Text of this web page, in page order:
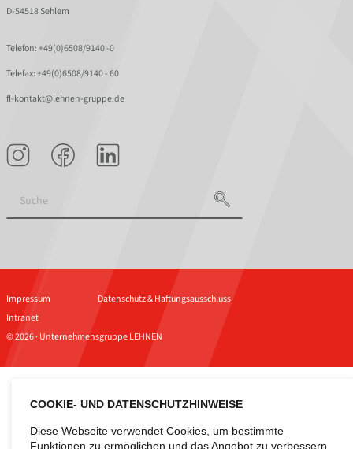
D-54518 Sehlem
Telefon:+49(0)6508/9140 -0
Telefax: +49(0)6508/9140 - 60
fl-kontakt@lehnen-gruppe.de
Impressum
Datenschutz & Haftungsausschluss
Intranet
© 2026 · Unternehmensgruppe LEHNEN
COOKIE- UND DATENSCHUTZHINWEISE
Diese Webseite verwendet Cookies, um bestimmte
Funktionen zu ermöglichen und das Angebot zu verbessern.